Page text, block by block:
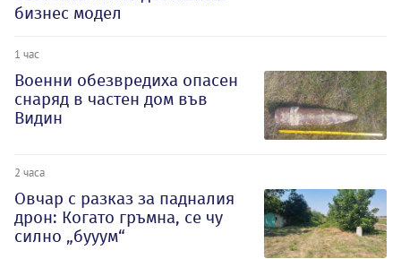
бизнес модел
1 час
Военни обезвредиха опасен
снаряд в частен дом във
Видин
2 часа
Овчар с разказ за падналия
дрон: Когато гръмна, се чу
силно „бууум“